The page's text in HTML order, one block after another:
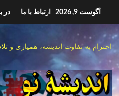
content
آگوست 9, 2026 ارتباط با ما در
احترام به تفاوت اندیشه، همیاری و